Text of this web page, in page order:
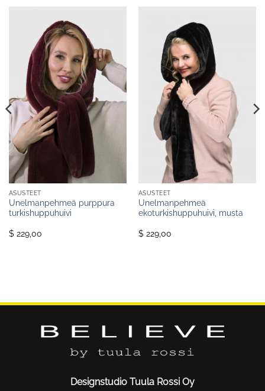
ASUSTEET
Unelmanpehmeä purppura
turkishuppuhuivi
$ 229,00
ASUSTEET
Unelmanpehmeä
ekoturkishuppuhuivi, musta
$ 229,00
Designstudio Tuula Rossi Oy